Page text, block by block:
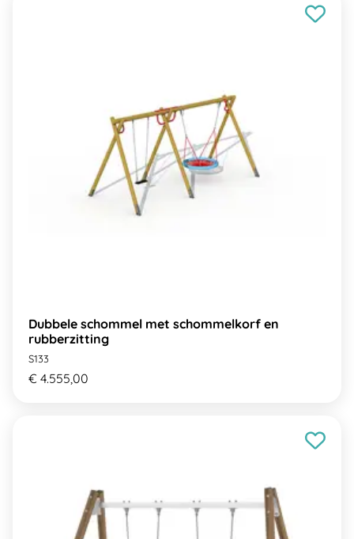
Dubbele schommel met schommelkorf en
rubberzitting
S133
€ 4.555,00